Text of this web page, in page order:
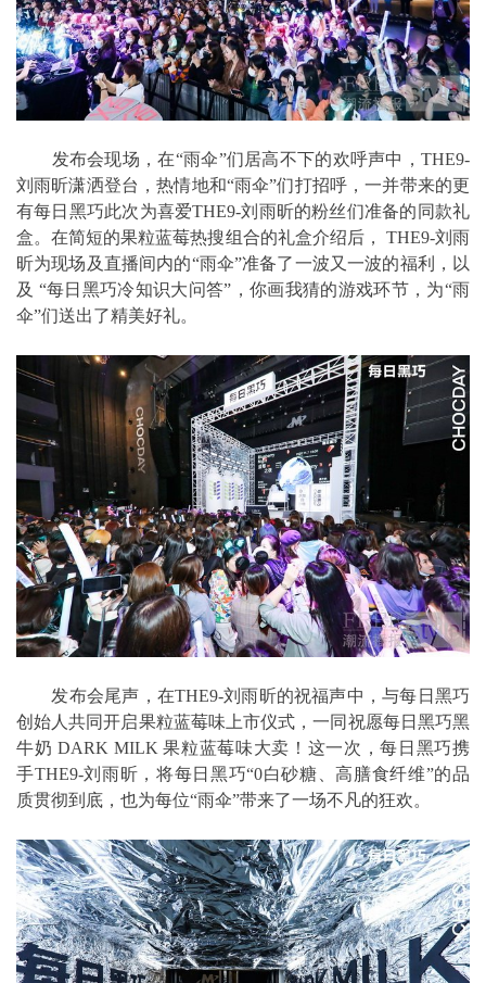
发布会现场，在“雨伞”们居高不下的欢呼声中，THE9-
刘雨昕潇洒登台，热情地和“雨伞”们打招呼，一并带来的更
有每日黑巧此次为喜爱THE9-刘雨昕的粉丝们准备的同款礼
盒。在简短的果粒蓝莓热搜组合的礼盒介绍后， THE9-刘雨
昕为现场及直播间内的“雨伞”准备了一波又一波的福利，以
及 “每日黑巧冷知识大问答”，你画我猜的游戏环节，为“雨
伞”们送出了精美好礼。
发布会尾声，在THE9-刘雨昕的祝福声中，与每日黑巧
创始人共同开启果粒蓝莓味上市仪式，一同祝愿每日黑巧黑
牛奶 DARK MILK 果粒蓝莓味大卖！这一次，每日黑巧携
手THE9-刘雨昕，将每日黑巧“0白砂糖、高膳食纤维”的品
质贯彻到底，也为每位“雨伞”带来了一场不凡的狂欢。